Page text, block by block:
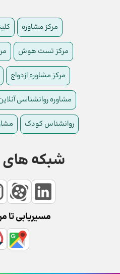
مرکز مشاوره
مرکز تست هوش
مرکز مشاوره ازدواج
مشاوره روانشناسی
روانشناس کودک
شبکه های
مسیریابی تا